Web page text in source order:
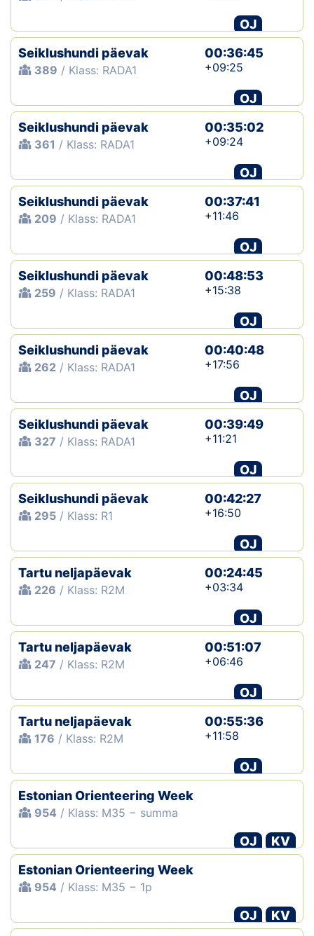
OJ
Seiklushundi päevak
389 / Klass: RADA1
00:36:45
+09:25
OJ
Seiklushundi päevak
361 / Klass: RADA1
00:35:02
+09:24
OJ
Seiklushundi päevak
209 / Klass: RADA1
00:37:41
+11:46
OJ
Seiklushundi päevak
259 / Klass: RADA1
00:48:53
+15:38
OJ
Seiklushundi päevak
262 / Klass: RADA1
00:40:48
+17:56
OJ
Seiklushundi päevak
327 / Klass: RADA1
00:39:49
+11:21
OJ
Seiklushundi päevak
295 / Klass: R1
00:42:27
+16:50
OJ
Tartu neljapäevak
226 / Klass: R2M
00:24:45
+03:34
OJ
Tartu neljapäevak
247 / Klass: R2M
00:51:07
+06:46
OJ
Tartu neljapäevak
176 / Klass: R2M
00:55:36
+11:58
OJ
Estonian Orienteering Week
954 / Klass: M35 − summa
OJ
KV
Estonian Orienteering Week
954 / Klass: M35 − 1p
OJ
KV